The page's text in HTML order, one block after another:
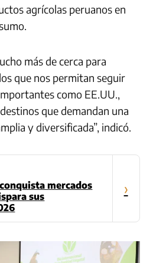
agrícolas peruanos en
más de cerca para
que nos permitan seguir
como EE.UU.,
que demandan una
y diversificada”, indicó.
mercados
sus
›